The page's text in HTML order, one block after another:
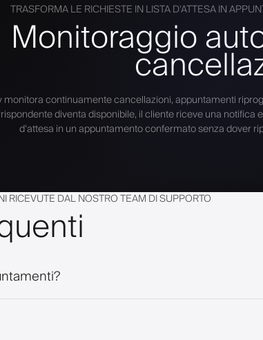
TRASFORMA LE RICHIESTE IN LISTA D'ATTESA IN
Monitoraggio
monitora continuamente cancellazioni, appuntamenti
diventa disponibile, il cliente riceve una notifica
d'attesa in un appuntamento confermato senza dover
RICEVUTE DAL NOSTRO TEAM DI SUPPORTO